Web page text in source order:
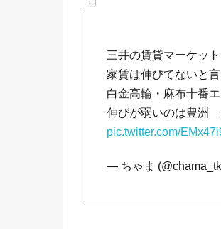
三井の賃貸マーケッ
家賃は伸びてないと
白金高輪・麻布十番
伸びが弱いのは豊洲
pic.twitter.com/
— ちゃま